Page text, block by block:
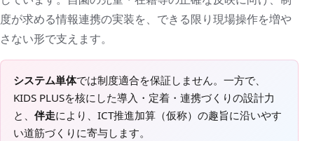
度が求める情報連携の実装を、できる限り現場操作を増や
さない形で支えます。
システム単体では制度適合を保証しません。一方で、
KIDS PLUSを核にした導入・定着・連携づくりの設計力
と、 伴走により、ICT推進加算（仮称）の趣旨に沿いやす
い道筋づくりに寄与します。